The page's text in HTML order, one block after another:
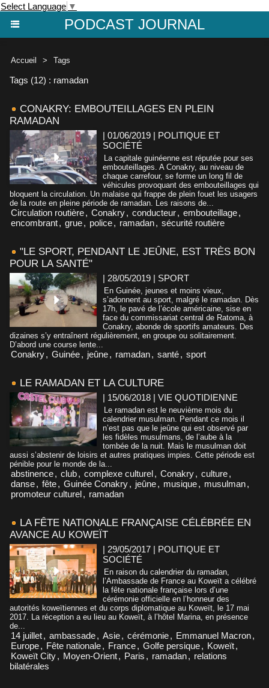
Select Language ▼
PODCAST JOURNAL
Accueil > Tags
Tags (12) : ramadan
CONAKRY: EMBOUTEILLAGES EN PLEIN
RAMADAN
| 01/06/2019 | POLITIQUE ET
SOCIÉTÉ
La capitale guinéenne est réputée pour ses
embouteillages. A Conakry, au niveau de
chaque carrefour, se forme un long fil de
véhicules provoquant des embouteillages qui
bloquent la circulation. Un malaise qui frappe de plein fouet les usagers
de la route en pleine période de ramadan. Les raisons de...
Circulation routière, Conakry, conducteur, embouteillage,
encombrant, grue, police, ramadan, sécurité routière
"LE SPORT, PENDANT LE JEÛNE, EST TRÈS BON
POUR LA SANTÉ"
| 28/05/2019 | SPORT
En Guinée, jeunes et moins vieux,
s’adonnent au sport, malgré le ramadan. Dès
17h, le pavé de l’école américaine, sise en
face du commissariat central de Ratoma, à
Conakry, abonde de sportifs amateurs. Des
dizaines s’y entraînent régulièrement, en groupe ou solitairement.
D’abord une course lente...
Conakry, Guinée, jeûne, ramadan, santé, sport
LE RAMADAN ET LA CULTURE
| 15/06/2018 | VIE QUOTIDIENNE
Le ramadan est le neuvième mois du
calendrier musulman. Pendant ce mois il
n’est pas que le jeûne qui est observé par
les fidèles musulmans, de l’aube à la
tombée de la nuit. Mais le musulman doit
aussi s’abstenir de loisirs et autres pratiques impies. Cette période est
pénible pour le monde de la...
abstinence, club, complexe culturel, Conakry, culture,
danse, fête, Guinée Conakry, jeûne, musique, musulman,
promoteur culturel, ramadan
LA FÊTE NATIONALE FRANÇAISE CÉLÉBRÉE EN
AVANCE AU KOWEÏT
| 29/05/2017 | POLITIQUE ET
SOCIÉTÉ
En raison du calendrier du ramadan,
l’Ambassade de France au Koweït a célébré
la fête nationale française lors d’une
cérémonie officielle en l’honneur des
autorités koweïtiennes et du corps diplomatique au Koweït, le 17 mai
2017. La réception a eu lieu au Koweït, à l’hôtel Marina, en présence
de...
14 juillet, ambassade, Asie, cérémonie, Emmanuel Macron,
Europe, Fête nationale, France, Golfe persique, Koweït,
Koweït City, Moyen-Orient, Paris , ramadan, relations
bilatérales